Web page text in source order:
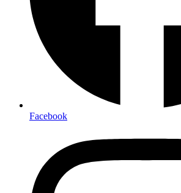
Facebook